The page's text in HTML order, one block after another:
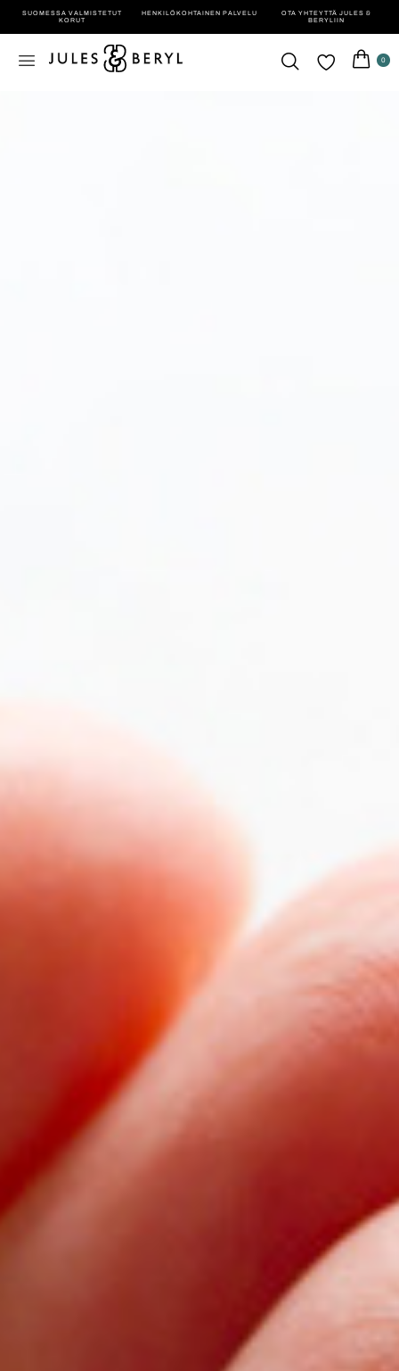
SUOMESSA VALMISTETUT
KORUT
HENKILÖ­KOHTAINEN PALVELU
OTA YHTEYTTÄ JULES &
BERYLIIN
0